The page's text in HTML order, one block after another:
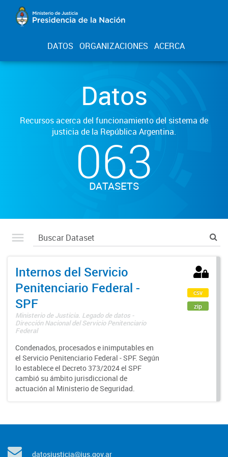
DATOS ORGANIZACIONES ACERCA
Datos
Recursos acerca del funcionamiento del sistema de
justicia de la República Argentina.
063
DATASETS
Internos del Servicio
Penitenciario Federal -
SPF
Ministerio de Justicia. Legado de datos -
Dirección Nacional del Servicio Penitenciario
Federal
Condenados, procesados e inimputables en
el Servicio Penitenciario Federal - SPF. Según
lo establece el Decreto 373/2024 el SPF
cambió su ámbito jurisdiccional de
actuación al Ministerio de Seguridad.
csv
zip
datosjusticia@jus.gov.ar